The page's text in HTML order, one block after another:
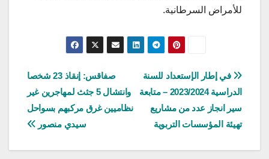
للأمراض السرطانية.
تصفّح
المقالات
صفاقس: إنقاذ 23 شخصا
وانتشال 5 جثث لمهاجرين غير
نظاميين غرق مركبهم بسواحل
سيدي منصور
في إطار الإستعداد للسنة
الدراسية 2023/2024 – متابعة
سير انجاز عدد من مشاريع
تهيئة المؤسسات التربوية